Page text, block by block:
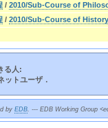
/ 2010/Sub-Course of
/ 2010/Sub-Course of
る人:
ットユーザ．
by EDB. --- EDB Working Group